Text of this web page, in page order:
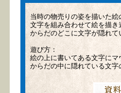
当時の物売りの姿を描いた絵
文字を組み合わせて絵を描き
からだのどこに文字が隠れて
遊び方：
絵の上に書いてある文字にマ
からだの中に隠れている文字